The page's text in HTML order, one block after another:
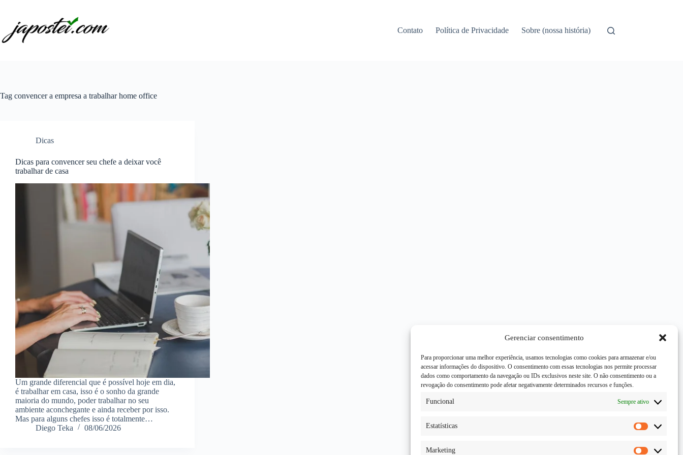
Gerenciar consentimento
Para proporcionar uma melhor experiência, usamos tecnologias como cookies para armazenar e/ou
acessar informações do dispositivo. O consentimento com essas tecnologias nos permite processar
dados como comportamento da navegação ou IDs exclusivos neste site. O não consentimento ou a
revogação do consentimento pode afetar negativamente determinados recursos e funções.
Funcional Sempre ativo
Estatísticas Estatísticas
Marketing
conteúdo
Contato Política de Privacidade Sobre (nossa história)
Tag convencer a empresa a trabalhar home office
Dicas
Dicas para convencer seu chefe a deixar você
trabalhar de casa
Um grande diferencial que é possível hoje em dia,
é trabalhar em casa, isso é o sonho da grande
maioria do mundo, poder trabalhar no seu
ambiente aconchegante e ainda receber por isso.
Mas para alguns chefes isso é totalmente…
Diego Teka
08/06/2026